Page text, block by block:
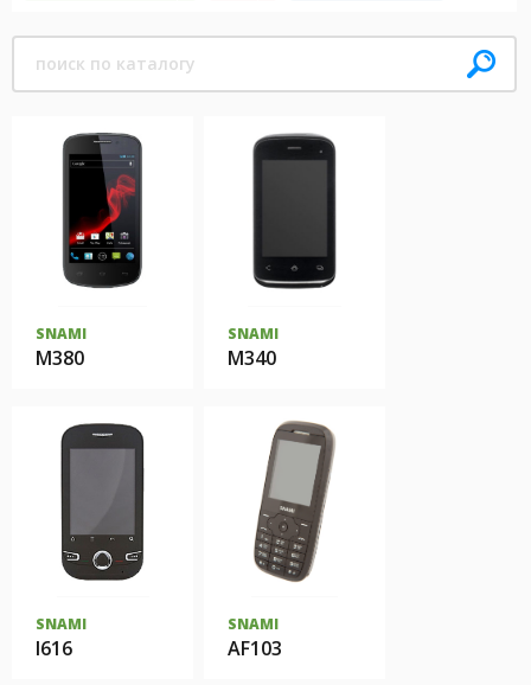
SNAMI
M380
SNAMI
M340
SNAMI
I616
SNAMI
AF103